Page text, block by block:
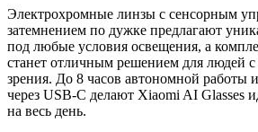
Электрохромные линзы с сенсорным
затемнением по дужке предлагают
под любые условия освещения, а
станет отличным решением для людей с
зрения. До 8 часов автономной работы
через USB-C делают Xiaomi AI Glasses
на весь день.